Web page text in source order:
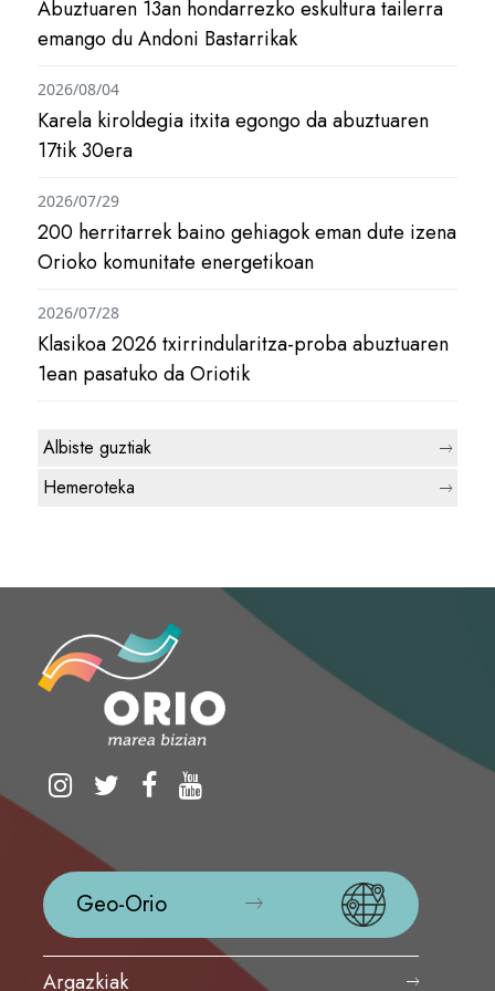
Abuztuaren 13an hondarrezko eskultura tailerra
emango du Andoni Bastarrikak
Karela kiroldegia itxita egongo da abuztuaren
17tik 30era
2026/08/04
200 herritarrek baino gehiagok eman dute izena
Orioko komunitate energetikoan
2026/07/29
Klasikoa 2026 txirrindularitza-proba abuztuaren
1ean pasatuko da Oriotik
2026/07/28
Albiste guztiak
Hemeroteka
Geo-Orio
Argazkiak